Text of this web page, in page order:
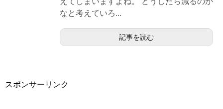
なと考えていろ...
記事を読む
スポンサーリンク